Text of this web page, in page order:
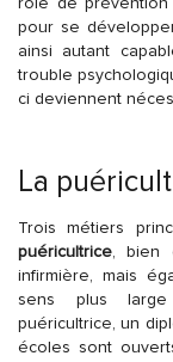
rôle de
pour se
ainsi autant
trouble
ci deviennent
La
Trois métiers
puéricultrice, bien
infirmière, mais
sens plus
puéricultrice, un
écoles sont